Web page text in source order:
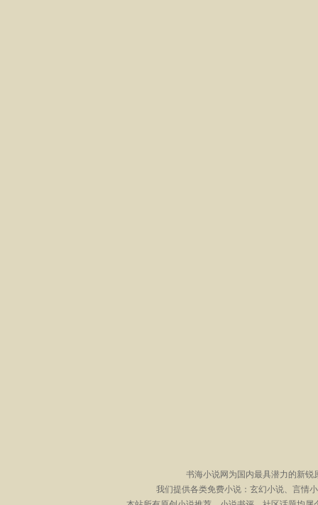
书海小说网为国内最具潜力的新
我们提供各类免费小说：玄幻小说、言情